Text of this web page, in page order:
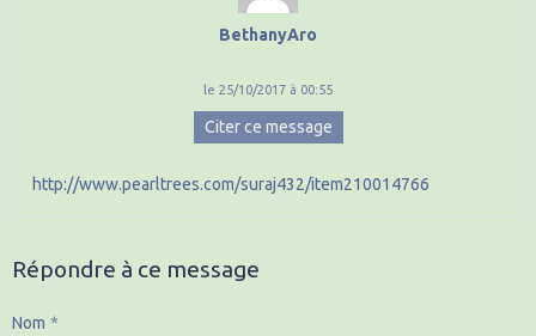
BethanyAro
le 25/10/2017 à 00:55
Citer ce message
http://www.pearltrees.com/suraj432/item210014766
Répondre à ce message
Nom